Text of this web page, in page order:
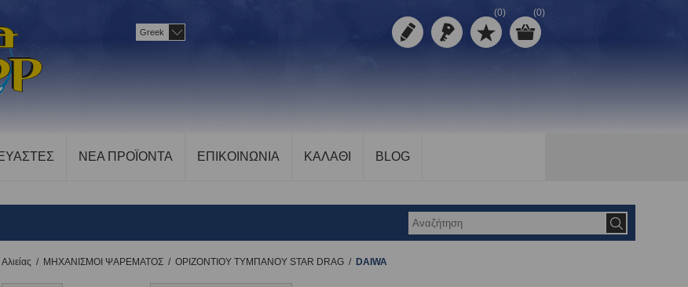
(0) (0)
Greek
ΝΕΑ ΠΡΟΪΟΝΤΑ ΕΠΙΚΟΙΝΩΝΙΑ ΚΑΛΑΘΙ BLOG
/ ΜΗΧΑΝΙΣΜΟΙ ΨΑΡΕΜΑΤΟΣ / OΡΙΖΟΝΤΙΟΥ ΤΥΜΠΑΝΟΥ STAR DRAG / DAIWA